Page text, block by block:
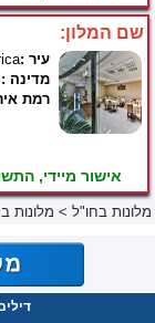
שם המלון:
עיר :
מדינה :
רמת
אישור מיידי,
מלונות בחו"ל > מלונות